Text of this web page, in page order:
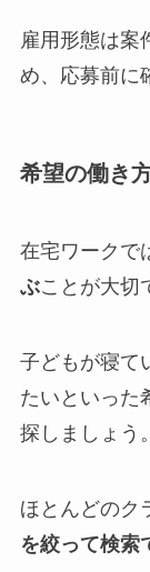
雇用形態は案
め、応募前に
希望の働き
在宅ワークで
ぶことが大切
子どもが寝て
たいといった
探しましょう。
ほとんどのク
を絞って検索